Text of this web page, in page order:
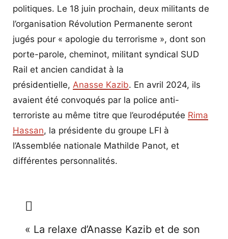
politiques. Le 18 juin prochain, deux militants de
l’organisation Révolution Permanente seront
jugés pour « apologie du terrorisme », dont son
porte-parole, cheminot, militant syndical SUD
Rail et ancien candidat à la
présidentielle, Anasse Kazib. En avril 2024, ils
avaient été convoqués par la police anti-
terroriste au même titre que l’eurodéputée Rima
Hassan, la présidente du groupe LFI à
l’Assemblée nationale Mathilde Panot, et
différentes personnalités.
« La relaxe d’Anasse Kazib et de son